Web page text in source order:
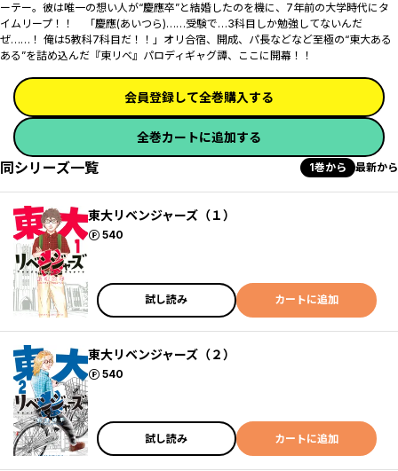
ーテー。彼は唯一の想い人が“慶應卒”と結婚したのを機に、7年前の大学時代にタ
イムリープ！！ 「慶應(あいつら)……受験で…3科目しか勉強してないんだ
ぜ……！ 俺は5教科7科目だ！！」オリ合宿、開成、パ長などなど至極の“東大ある
ある”を詰め込んだ『東リベ』パロディギャグ譚、ここに開幕！！
会員登録して全巻購入する
全巻カートに追加する
同シリーズ一覧 1巻から 最新から
東大リベンジャーズ（１）
540
ポイント
試し読み カートに追加
東大リベンジャーズ（２）
540
ポイント
試し読み カートに追加